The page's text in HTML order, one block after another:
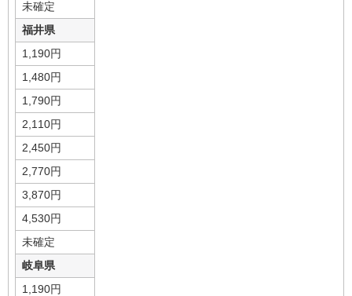
未確定
福井県
1,190円
1,480円
1,790円
2,110円
2,450円
2,770円
3,870円
4,530円
未確定
岐阜県
1,190円